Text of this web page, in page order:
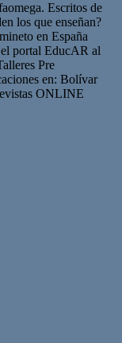
Escritos de
los que enseñan?
en España
portal EducAR al
Pre
en: Bolívar
ONLINE